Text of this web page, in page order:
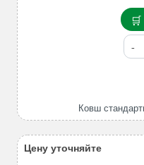
450
Ковш
Цену уточняйте